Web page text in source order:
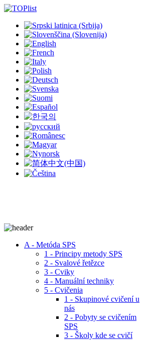
A - Metóda SPS
1 - Principy metody SPS
2 - Svalové řetězce
3 - Cviky
4 - Manuální techniky
5 - Cvičenia
1 - Skupinové cvičení u
nás
2 - Pobyty se cvičením
SPS
3 - Školy kde se cvičí